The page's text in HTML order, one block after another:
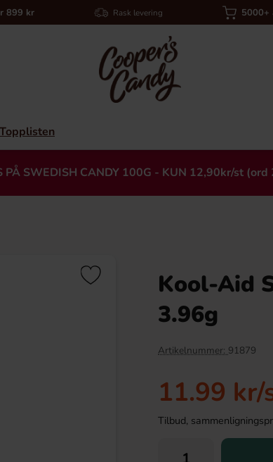
899 kr Rask levering 5000+
Topplisten
PÅ SWEDISH CANDY 100G - KUN 12,90kr/st (ord
Heading
Kool-Aid
3.96g
Artikelnummer: 91879
11.99 kr/
Tilbud,